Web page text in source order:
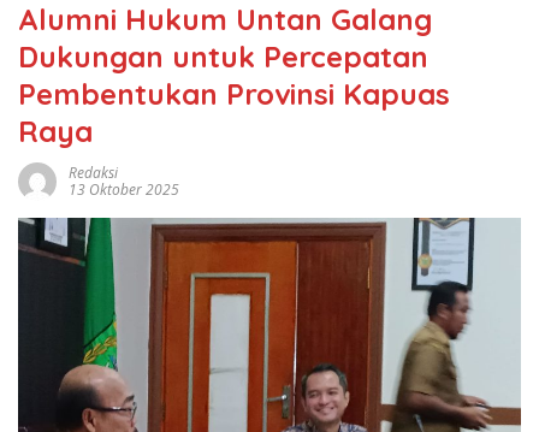
Alumni Hukum Untan Galang
Dukungan untuk Percepatan
Pembentukan Provinsi Kapuas
Raya
Redaksi
13 Oktober 2025